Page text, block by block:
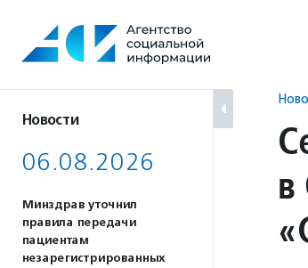
содержанию
Новости
06.08.2026
Минздрав уточнил
правила передачи
пациентам
незарегистрированных